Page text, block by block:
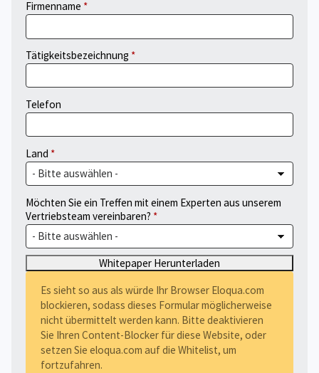
Firmenname
Tätigkeitsbezeichnung
Telefon
Land
Möchten Sie ein Treffen mit einem Experten aus unserem
Vertriebsteam vereinbaren?
Es sieht so aus als würde Ihr Browser Eloqua.com
blockieren, sodass dieses Formular möglicherweise
nicht übermittelt werden kann. Bitte deaktivieren
Sie Ihren Content-Blocker für diese Website, oder
setzen Sie eloqua.com auf die Whitelist, um
fortzufahren.